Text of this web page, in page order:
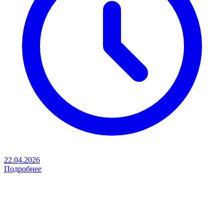
22.04.2026
Подробнее